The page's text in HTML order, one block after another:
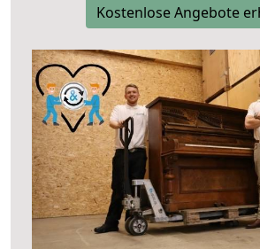
Kostenlose Angebote